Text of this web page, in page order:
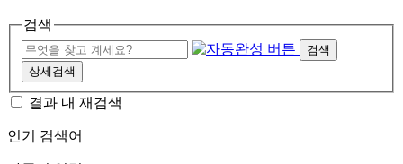
검색
검색
상세검색
결과 내 재검색
인기 검색어